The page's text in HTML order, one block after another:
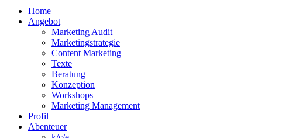
Home
Angebot
Marketing Audit
Marketingstrategie
Content Marketing
Texte
Beratung
Konzeption
Workshops
Marketing Management
Profil
Abenteuer